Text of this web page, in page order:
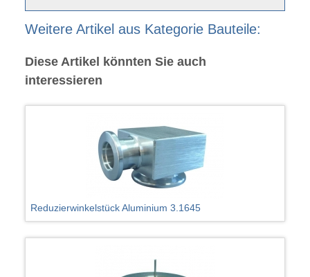
Weitere Artikel aus Kategorie Bauteile:
Diese Artikel könnten Sie auch
interessieren
Reduzierwinkelstück Aluminium 3.1645